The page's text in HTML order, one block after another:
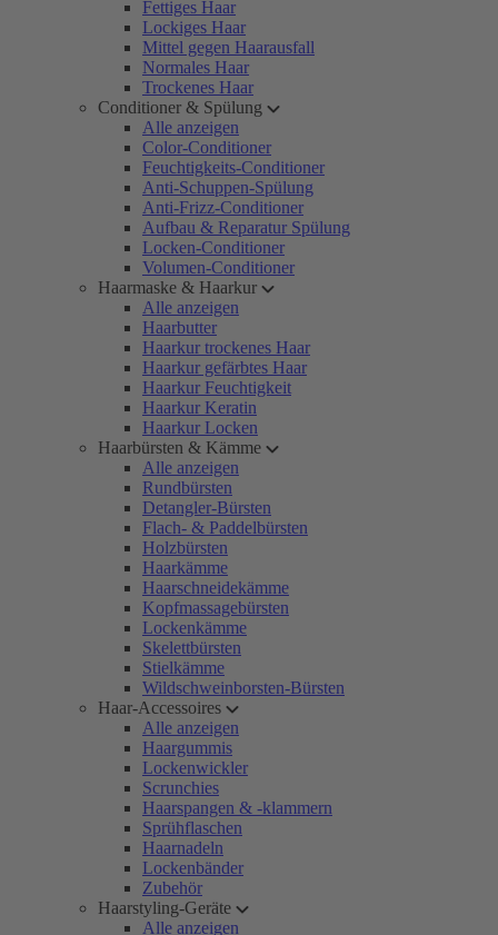
Fettiges Haar
Lockiges Haar
Mittel gegen Haarausfall
Normales Haar
Trockenes Haar
Conditioner & Spülung
Alle anzeigen
Color-Conditioner
Feuchtigkeits-Conditioner
Anti-Schuppen-Spülung
Anti-Frizz-Conditioner
Aufbau & Reparatur Spülung
Locken-Conditioner
Volumen-Conditioner
Haarmaske & Haarkur
Alle anzeigen
Haarbutter
Haarkur trockenes Haar
Haarkur gefärbtes Haar
Haarkur Feuchtigkeit
Haarkur Keratin
Haarkur Locken
Haarbürsten & Kämme
Alle anzeigen
Rundbürsten
Detangler-Bürsten
Flach- & Paddelbürsten
Holzbürsten
Haarkämme
Haarschneidekämme
Kopfmassagebürsten
Lockenkämme
Skelettbürsten
Stielkämme
Wildschweinborsten-Bürsten
Haar-Accessoires
Alle anzeigen
Haargummis
Lockenwickler
Scrunchies
Haarspangen & -klammern
Sprühflaschen
Haarnadeln
Lockenbänder
Zubehör
Haarstyling-Geräte
Alle anzeigen